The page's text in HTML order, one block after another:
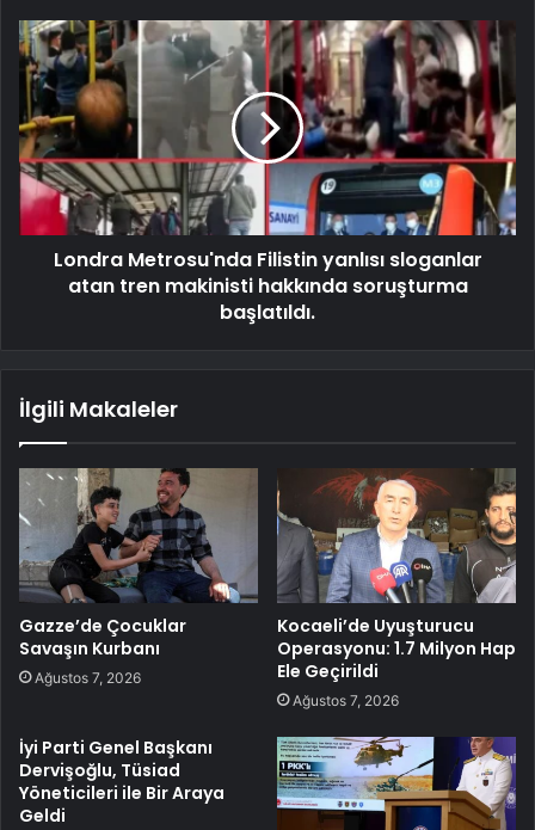
Londra Metrosu'nda Filistin yanlısı sloganlar
atan tren makinisti hakkında soruşturma
başlatıldı.
İlgili Makaleler
Gazze’de Çocuklar
Savaşın Kurbanı
Ağustos 7, 2026
Kocaeli’de Uyuşturucu
Operasyonu: 1.7 Milyon Hap
Ele Geçirildi
Ağustos 7, 2026
İyi Parti Genel Başkanı
Dervişoğlu, Tüsiad
Yöneticileri ile Bir Araya
Geldi